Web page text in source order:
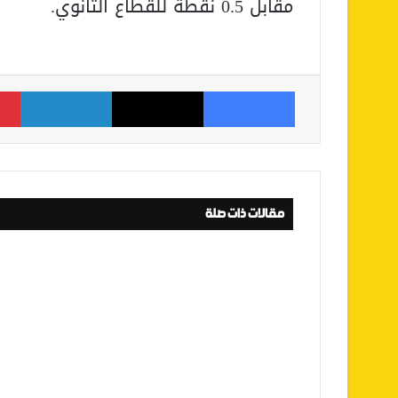
فيسبوك ‫X لينكدإن
مقالات ذات صلة